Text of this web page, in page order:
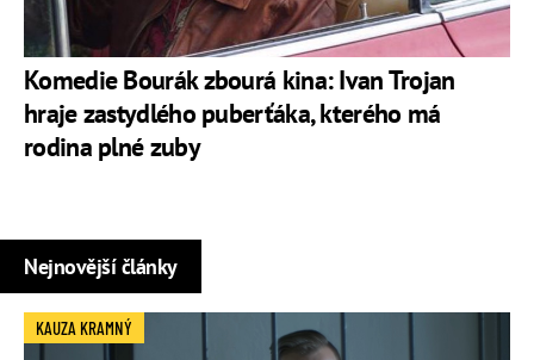
Komedie Bourák zbourá kina: Ivan Trojan
hraje zastydlého puberťáka, kterého má
rodina plné zuby
Nejnovější články
KAUZA KRAMNÝ